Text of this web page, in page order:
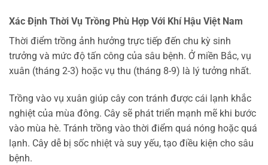
Xác Định Thời Vụ Trồng Phù Hợp Với Khí Hậu Việt Nam
Thời điểm trồng ảnh hưởng trực tiếp đến chu kỳ sinh
trưởng và mức độ tấn công của sâu bệnh. Ở miền Bắc, vụ
xuân (tháng 2-3) hoặc vụ thu (tháng 8-9) là lý tưởng nhất.
Trồng vào vụ xuân giúp cây con tránh được cái lạnh khắc
nghiệt của mùa đông. Cây sẽ phát triển mạnh mẽ khi bước
vào mùa hè. Tránh trồng vào thời điểm quá nóng hoặc quá
lạnh. Cây dễ bị sốc nhiệt và suy yếu, tạo điều kiện cho sâu
bệnh.